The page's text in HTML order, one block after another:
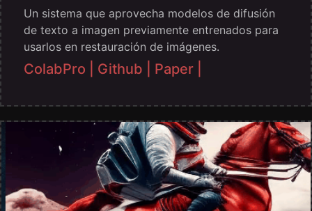
Un sistema que aprovecha modelos de difusión
de texto a imagen previamente entrenados para
usarlos en restauración de imágenes.
ColabPro | Github | Paper |